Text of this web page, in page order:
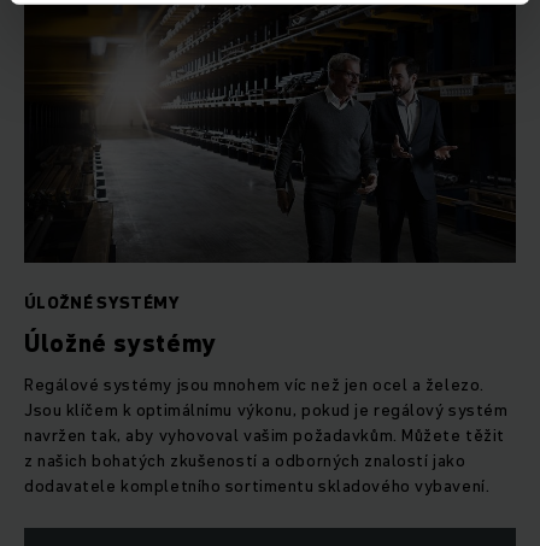
ÚLOŽNÉ SYSTÉMY
Úložné systémy
Regálové systémy jsou mnohem víc než jen ocel a železo.
Jsou klíčem k optimálnímu výkonu, pokud je regálový systém
navržen tak, aby vyhovoval vašim požadavkům. Můžete těžit
z našich bohatých zkušeností a odborných znalostí jako
dodavatele kompletního sortimentu skladového vybavení.